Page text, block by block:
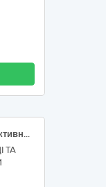
Придбання дверних блоків енергоефективних із поліпшеними теплозберігаючими характеристиками для будівлі Лозуватського комбінованого закладу дошкільної освіти «Берізка» Лозуватської сільської ради, що здійснюється під час реалізації проєкту щодо надання грошової допомоги Дитячим фондом Організації Об’єднаних Націй (кошти ЮНІСЕФ)
ТА